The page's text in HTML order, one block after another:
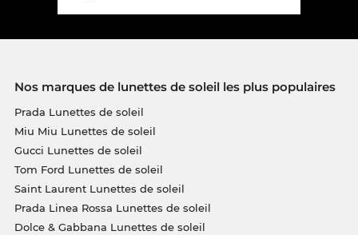
Nos marques de lunettes de soleil les plus populaires
Prada Lunettes de soleil
Miu Miu Lunettes de soleil
Gucci Lunettes de soleil
Tom Ford Lunettes de soleil
Saint Laurent Lunettes de soleil
Prada Linea Rossa Lunettes de soleil
Dolce & Gabbana Lunettes de soleil